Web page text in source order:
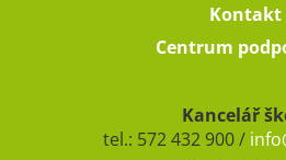
Kontakt
Centrum
Kancelář
tel.: 572 432 900 /